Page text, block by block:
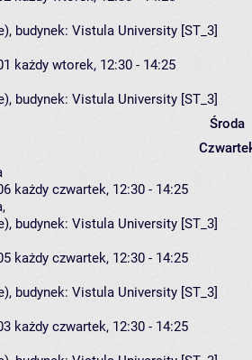
budynek: Vistula University [ST_3]
każdy wtorek, 12:30 - 14:25
budynek: Vistula University [ST_3]
Środa
każdy czwartek, 12:30 - 14:25
,
budynek: Vistula University [ST_3]
każdy czwartek, 12:30 - 14:25
budynek: Vistula University [ST_3]
każdy czwartek, 12:30 - 14:25